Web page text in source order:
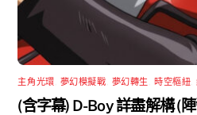
主角光環 夢幻模擬戰 夢幻轉生 時空樞紐 ,
(含字幕) D-Boy 詳盡解構 (